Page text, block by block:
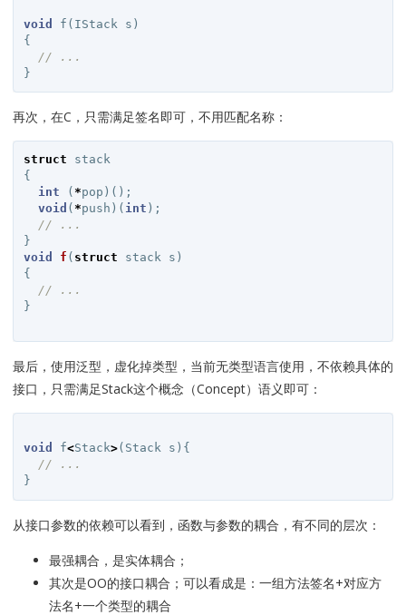
void f ( IStack s )
{
// ...
}
再次，在C，只需满足签名即可，不用匹配名称：
struct
stack
{
int
( *pop )();
void ( *push )( int );
// ...
}
void
f ( struct stack s )
{
// ...
}
最后，使用泛型，虚化掉类型，当前无类型语言使用，不依赖具体的
接口，只需满足Stack这个概念（Concept）语义即可：
void f<Stack>( Stack s ){
// ...
}
从接口参数的依赖可以看到，函数与参数的耦合，有不同的层次：
最强耦合，是实体耦合；
其次是OO的接口耦合；可以看成是：一组方法签名+对应方
法名+一个类型的耦合